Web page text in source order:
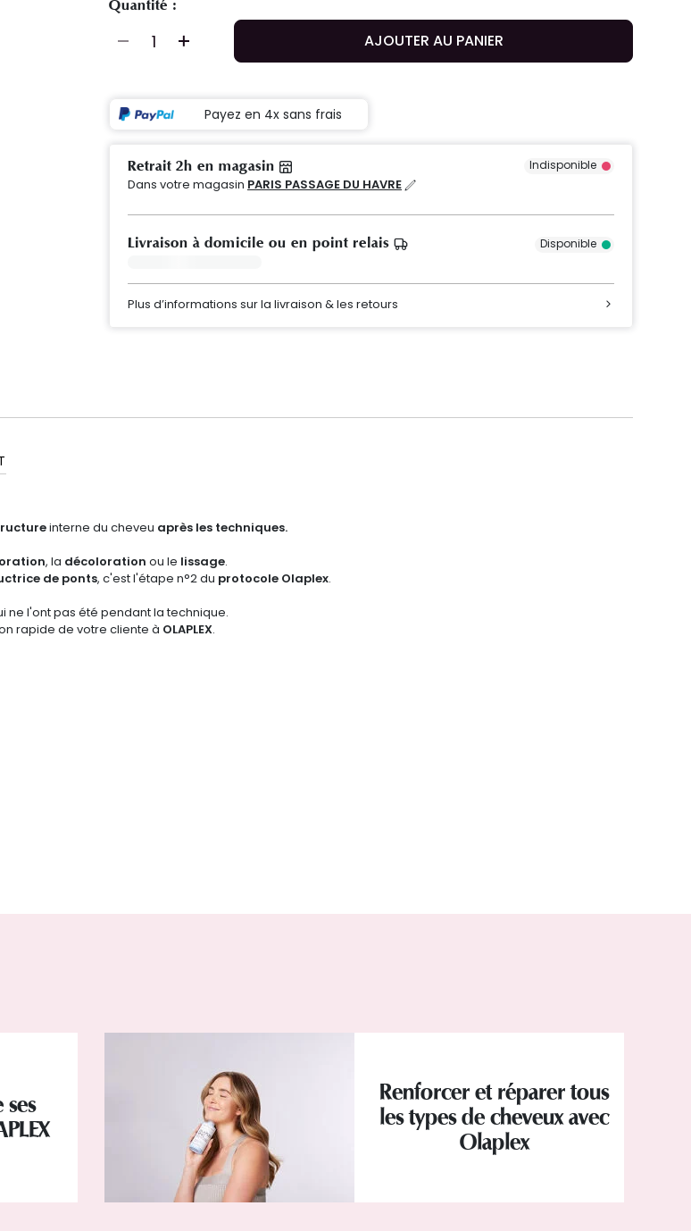
Quantité :
AJOUTER AU PANIER
Payez en 4x sans frais
Retrait 2h en magasin Indisponible
Dans votre magasin PARIS PASSAGE DU HAVRE
Livraison à domicile ou en point relais Disponible
Plus d’informations sur la livraison & les retours
interne du cheveu après les techniques.
, la décoloration ou le lissage.
de ponts, c'est l'étape n°2 du protocole Olaplex.
ne l'ont pas été pendant la technique.
rapide de votre cliente à OLAPLEX.
ses
Renforcer et réparer tous
les types de cheveux avec
Olaplex